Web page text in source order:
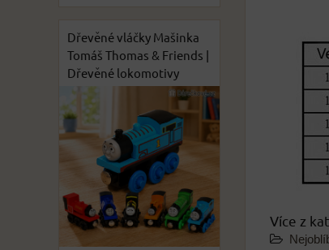
Více z
Dřevěné vláčky Mašinka
Tomáš Thomas & Friends |
Dřevěné lokomotivy